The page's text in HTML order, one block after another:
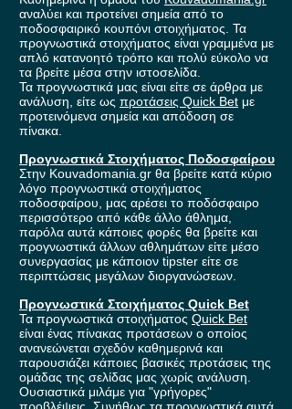
αναλύει και προτείνει σημεία από το
ποδοσφαιρικό κουπόνι στοιχήματος. Τα
προγνωστικά στοιχήματος είναι γραμμένα με
απλό κατανοητό τρόπο και πολύ εύκολο να
τα βρείτε μέσα στην ιστοσελίδα.
Τα προγνωστικά μας είναι είτε σε άρθρα με
ανάλυση, είτε ως προτάσεις Quick Bet με
προτεινόμενα σημεία και απόδοση σε
πίνακα.
Προγνωστικά Στοιχήματος Ποδοσφαίρου
Στην Kouvadomania.gr θα βρείτε κατά κύριο
λόγο προγνωστικά στοιχήματος
ποδοσφαίρου, μας αρέσει το ποδόσφαιρο
περισσότερο από κάθε άλλο άθλημα,
παρόλα αυτά κάποιες φορές θα βρείτε και
προγνωστικά άλλων αθλημάτων είτε μέσο
συνεργασίας με κάποιον tipster είτε σε
περιπτώσεις μεγάλων διοργανώσεων.
Προγνωστικά Στοιχήματος Quick Bet
Τα προγνωστικά στοιχήματος Quick Bet
είναι ένας πίνακας προτάσεων ο οποίος
ανανεώνεται σχεδόν καθημερινά και
παρουσιάζει κάποιες βασικές προτάσεις της
ομάδας της σελίδας μας χωρίς ανάλυση.
Ουσιαστικά μιλάμε για "γρήγορες"
προβλέψεις. Συνήθως τα προγνωστικά αυτά